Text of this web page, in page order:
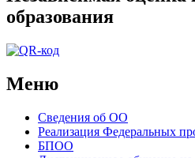
образования
Меню
Сведения об ОО
Реализация Федеральных
БПОО